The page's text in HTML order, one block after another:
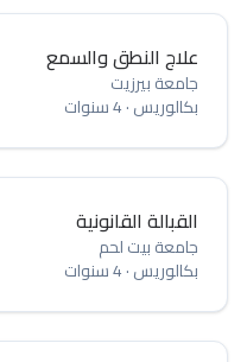
علاج النطق والسمع
جامعة بيرزيت
بكالوريس·4 سنوات
القبالة القانونية
جامعة بيت لحم
بكالوريس·4 سنوات